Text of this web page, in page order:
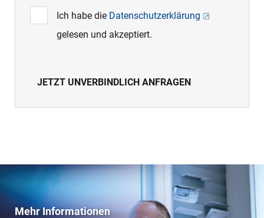
Ich habe die Datenschutzerklärung
gelesen und akzeptiert.
JETZT UNVERBINDLICH ANFRAGEN
Mehr Informationen